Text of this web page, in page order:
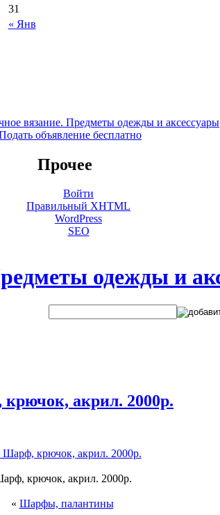
« Янв
31
вязание. Предметы одежды и аксессуары
Прочее
Войти
Правильный XHTML
WordPress
SEO
одежды и
акрил. 2000р.
крючок, акрил. 2000р.
« Шарфы, палантины